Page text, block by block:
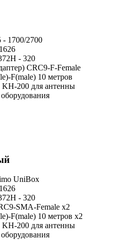
1700/2700
- 320
CRC9-F-Female
F(male) 10 метров
200 для антенны
UniBox
- 320
SMA-Female x2
F(male) 10 метров x2
200 для антенны